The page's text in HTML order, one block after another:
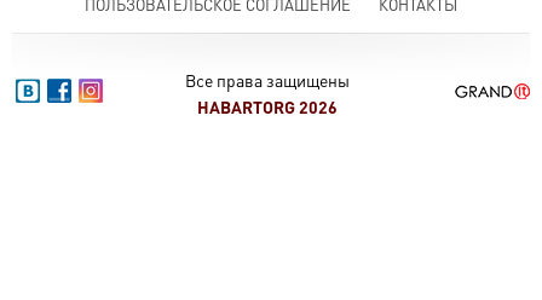
ПОЛЬЗОВАТЕЛЬСКОЕ СОГЛАШЕНИЕ
КОНТАКТЫ
Все права защищены
HABARTORG 2026